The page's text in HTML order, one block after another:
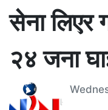
सेना लिएर
२४ जना